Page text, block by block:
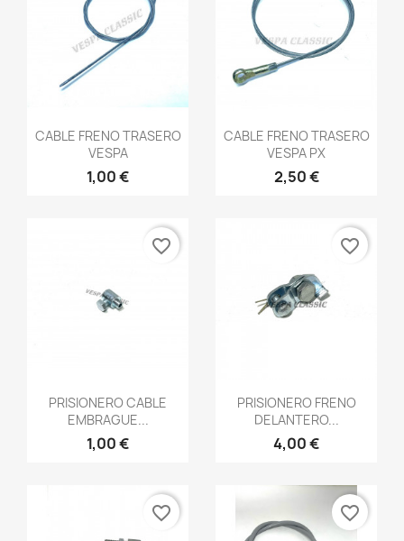
 Vista rápida
CABLE FRENO TRASERO
VESPA
1,00 €
 Vista rápida
CABLE FRENO TRASERO
VESPA PX
2,50 €
Vista rápida
PRISIONERO CABLE
EMBRAGUE...
1,00 €
favorite_border
Vista rápida
PRISIONERO FRENO
DELANTERO...
4,00 €
favorite_border
favorite_border favorite_border